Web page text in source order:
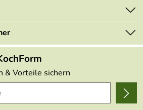
& Vorteile sichern